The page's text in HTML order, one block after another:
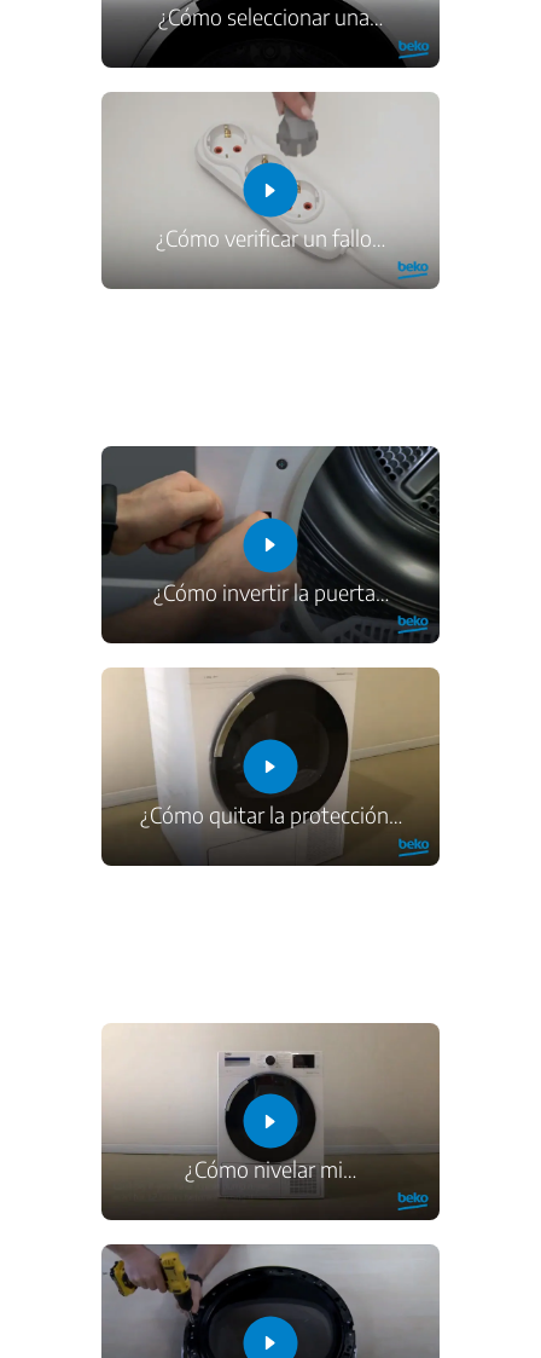
¿Cómo seleccionar una…
¿Cómo verificar un fallo …
¿Cómo invertir la puerta…
¿Cómo quitar la protección
¿Cómo nivelar mi…